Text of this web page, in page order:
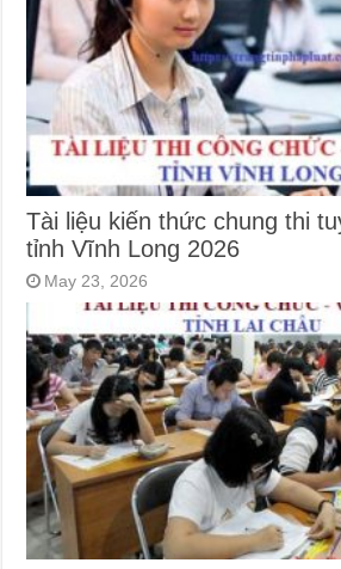
Tài liệu kiến thức chung thi
tỉnh Vĩnh Long 2026
May 23, 2026